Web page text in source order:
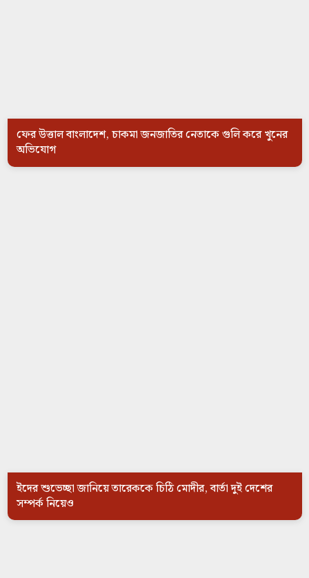
ফের উত্তাল বাংলাদেশ, চাকমা জনজাতির নেতাকে গুলি করে খুনের
অভিযোগ
ইদের শুভেচ্ছা জানিয়ে তারেককে চিঠি মোদীর, বার্তা দুই দেশের
সম্পর্ক নিয়েও